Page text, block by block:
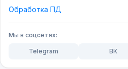
Начинается всё с того, что
транссибирской
Обработка ПД
Мы в соцсетях:
Telegram ВК